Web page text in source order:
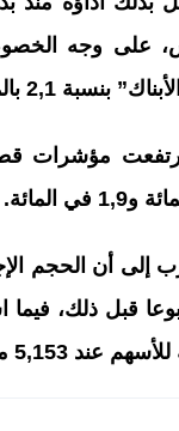
على وجه
مؤشرات
قبل ذلك، فيما
درهم بعد 8,172 مليون درهم.